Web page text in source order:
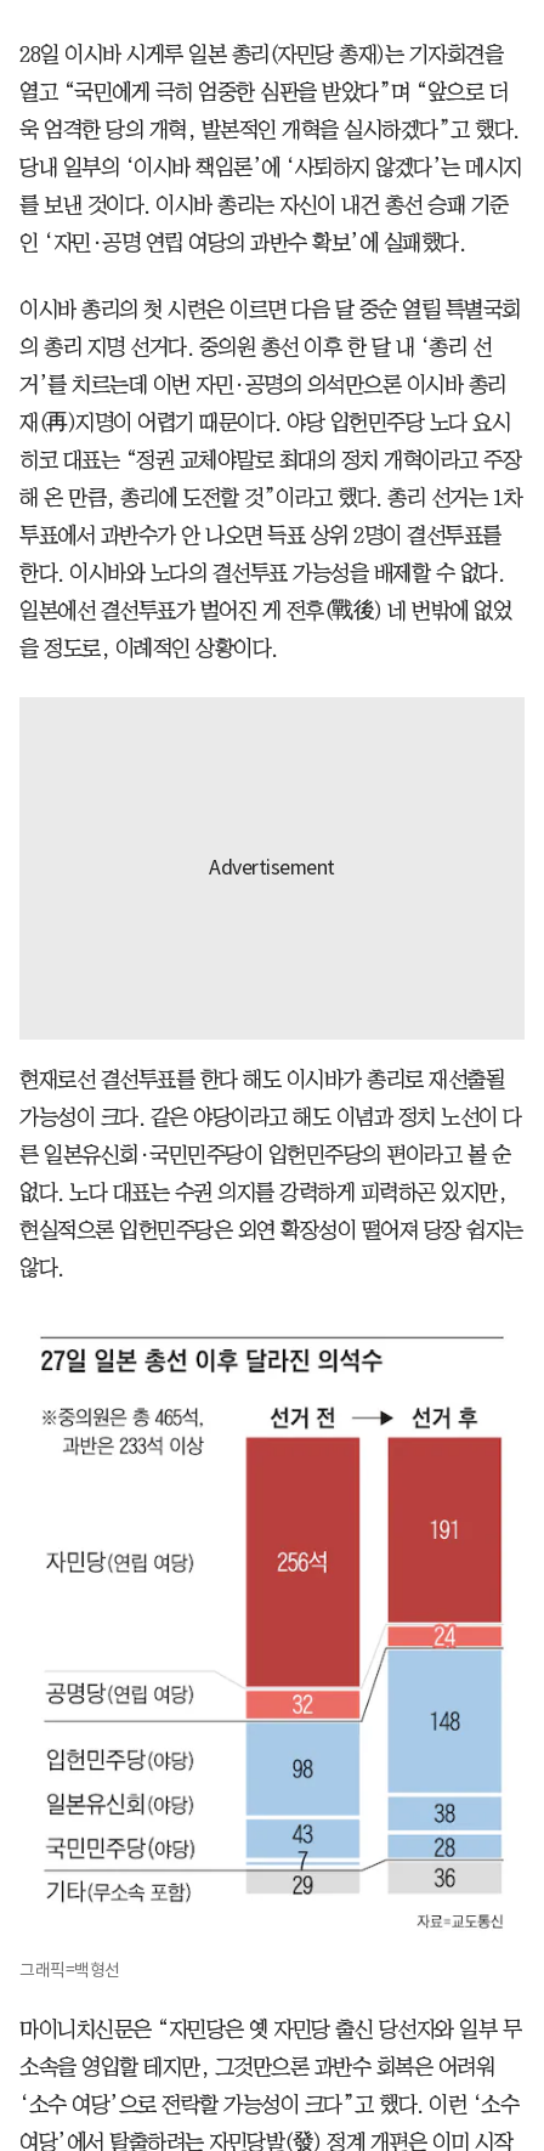
28일 이시바 시게루 일본 총리(자민당 총재)는 기자회견을
열고 “국민에게 극히 엄중한 심판을 받았다”며 “앞으로 더
욱 엄격한 당의 개혁, 발본적인 개혁을 실시하겠다”고 했다.
당내 일부의 ‘이시바 책임론’에 ‘사퇴하지 않겠다’는 메시지
를 보낸 것이다. 이시바 총리는 자신이 내건 총선 승패 기준
인 ‘자민·공명 연립 여당의 과반수 확보’에 실패했다.
이시바 총리의 첫 시련은 이르면 다음 달 중순 열릴 특별국회
의 총리 지명 선거다. 중의원 총선 이후 한 달 내 ‘총리 선
거’를 치르는데 이번 자민·공명의 의석만으론 이시바 총리
재(再)지명이 어렵기 때문이다. 야당 입헌민주당 노다 요시
히코 대표는 “정권 교체야말로 최대의 정치 개혁이라고 주장
해 온 만큼, 총리에 도전할 것”이라고 했다. 총리 선거는 1차
투표에서 과반수가 안 나오면 득표 상위 2명이 결선투표를
한다. 이시바와 노다의 결선투표 가능성을 배제할 수 없다.
일본에선 결선투표가 벌어진 게 전후(戰後) 네 번밖에 없었
을 정도로, 이례적인 상황이다.
현재로선 결선투표를 한다 해도 이시바가 총리로 재선출될
가능성이 크다. 같은 야당이라고 해도 이념과 정치 노선이 다
른 일본유신회·국민민주당이 입헌민주당의 편이라고 볼 순
없다. 노다 대표는 수권 의지를 강력하게 피력하곤 있지만,
현실적으론 입헌민주당은 외연 확장성이 떨어져 당장 쉽지는
않다.
그래픽=백형선
마이니치신문은 “자민당은 옛 자민당 출신 당선자와 일부 무
소속을 영입할 테지만, 그것만으론 과반수 회복은 어려워
‘소수 여당’으로 전락할 가능성이 크다”고 했다. 이런 ‘소수
여당’에서 탈출하려는 자민당발(發) 정계 개편은 이미 시작